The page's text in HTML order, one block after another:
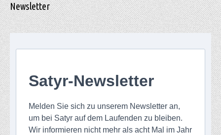
Newsletter
Satyr-Newsletter
Melden Sie sich zu unserem Newsletter an,
um bei Satyr auf dem Laufenden zu bleiben.
Wir informieren nicht mehr als acht Mal im Jahr